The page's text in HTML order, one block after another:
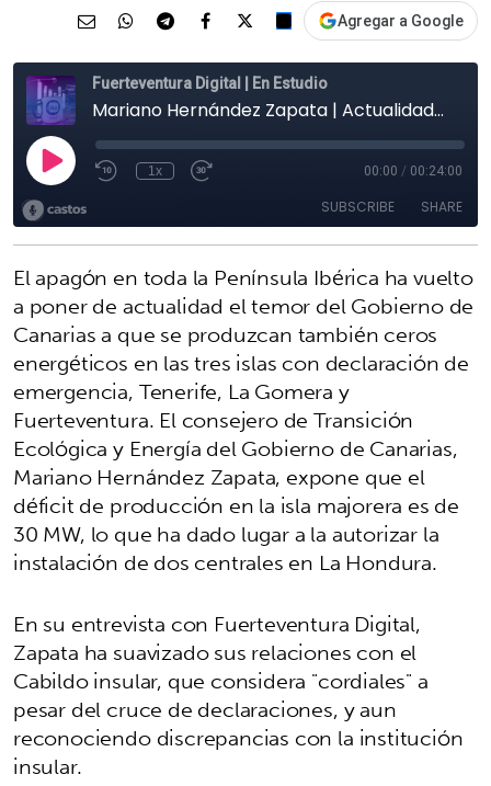
Agregar a Google
El apagón en toda la Península Ibérica ha vuelto
a poner de actualidad el temor del Gobierno de
Canarias a que se produzcan también ceros
energéticos en las tres islas con declaración de
emergencia, Tenerife, La Gomera y
Fuerteventura. El consejero de Transición
Ecológica y Energía del Gobierno de Canarias,
Mariano Hernández Zapata, expone que el
déficit de producción en la isla majorera es de
30 MW, lo que ha dado lugar a la autorizar la
instalación de dos centrales en La Hondura.
En su entrevista con Fuerteventura Digital,
Zapata ha suavizado sus relaciones con el
Cabildo insular, que considera "cordiales" a
pesar del cruce de declaraciones, y aun
reconociendo discrepancias con la institución
insular.